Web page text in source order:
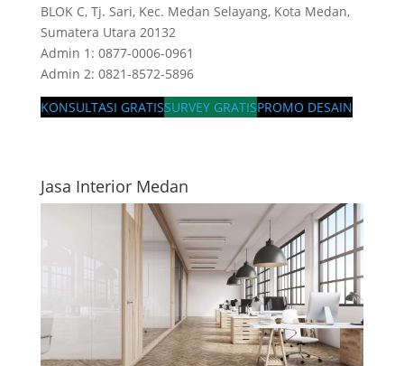
BLOK C, Tj. Sari, Kec. Medan Selayang, Kota Medan,
Sumatera Utara 20132
Admin 1: 0877-0006-0961
Admin 2: 0821-8572-5896
KONSULTASI GRATISSURVEY GRATISPROMO DESAIN
Jasa Interior Medan